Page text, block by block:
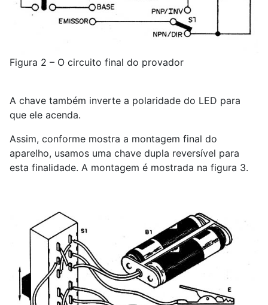
Figura 2 – O circuito final do provador
A chave também inverte a polaridade do LED para
que ele acenda.
Assim, conforme mostra a montagem final do
aparelho, usamos uma chave dupla reversível para
esta finalidade. A montagem é mostrada na figura 3.